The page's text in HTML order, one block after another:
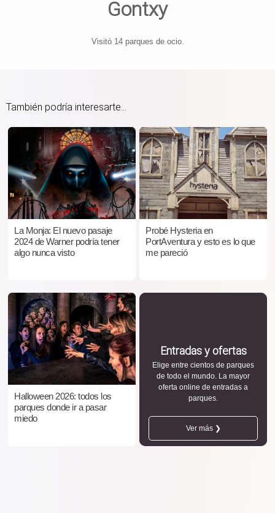
Gontxy
Visitó 14 parques de ocio.
También podría interesarte...
La Monja: El nuevo pasaje
2024 de Warner podría tener
algo nunca visto
Probé Hysteria en
PortAventura y esto es lo que
me pareció
Halloween 2026: todos los
parques donde ir a pasar
miedo
Entradas y ofertas
Elige entre cientos de parques
de todo el mundo. La mayor
oferta online de entradas a
parques.
Ver más ❯